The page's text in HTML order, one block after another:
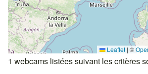
Leaflet | ©
1 webcams listées suivant les critères